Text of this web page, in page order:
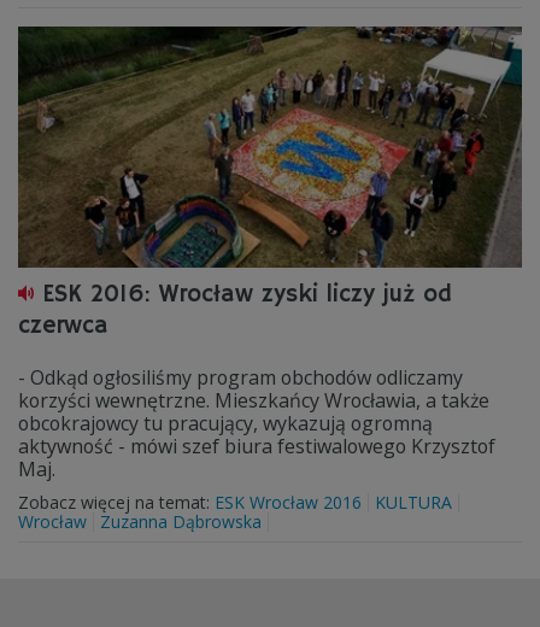
ESK 2016: Wrocław zyski liczy już od
czerwca
- Odkąd ogłosiliśmy program obchodów odliczamy
korzyści wewnętrzne. Mieszkańcy Wrocławia, a także
obcokrajowcy tu pracujący, wykazują ogromną
aktywność - mówi szef biura festiwalowego Krzysztof
Maj.
Zobacz więcej na temat: ESK Wrocław 2016
KULTURA
Wrocław
Zuzanna Dąbrowska